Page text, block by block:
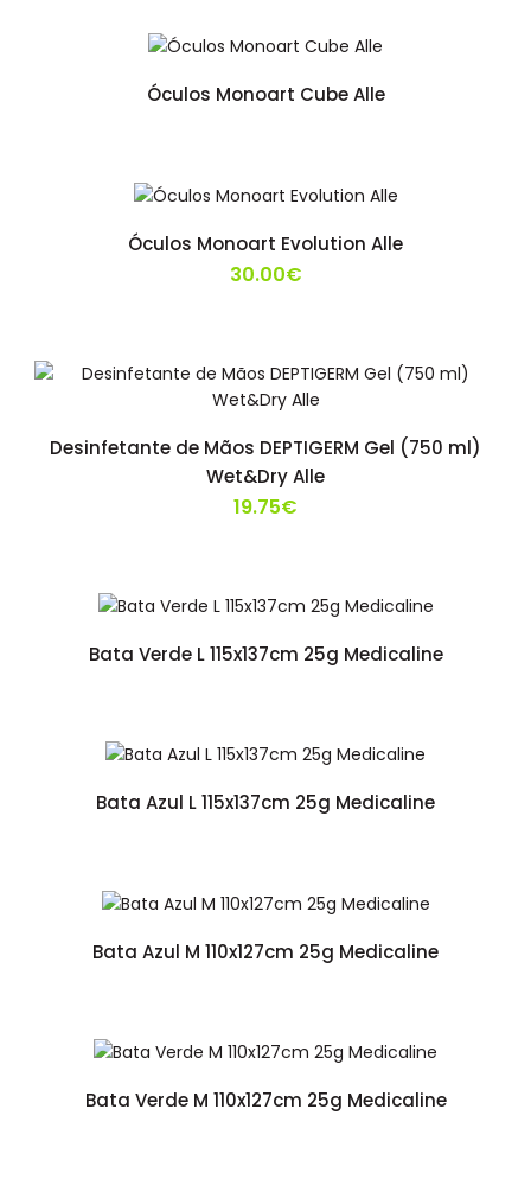
Óculos Monoart Cube Alle
Óculos Monoart Evolution Alle
30.00€
Desinfetante de Mãos DEPTIGERM Gel (750 ml)
Wet&Dry Alle
19.75€
Bata Verde L 115x137cm 25g Medicaline
Bata Azul L 115x137cm 25g Medicaline
Bata Azul M 110x127cm 25g Medicaline
Bata Verde M 110x127cm 25g Medicaline